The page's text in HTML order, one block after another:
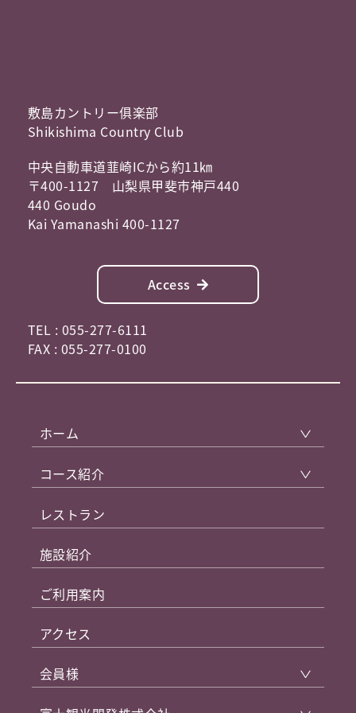
敷島カントリー俱楽部
Shikishima Country Club
中央自動車道韮崎ICから約11㎞
〒400-1127 山梨県甲斐市神戸440
440 Goudo
Kai Yamanashi 400-1127
Access
TEL : 055-277-6111
FAX : 055-277-0100
ホーム
コース紹介
レストラン
施設紹介
ご利用案内
アクセス
会員様